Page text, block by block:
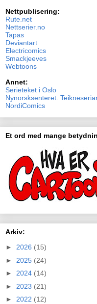
Nettpublisering:
Rute.net
Nettserier.no
Tapas
Deviantart
Electricomics
Smackjeeves
Webtoons
Annet:
Serieteket i Oslo
Nynorsksenteret:
NordiComics
Et ord med mange
Arkiv:
► 2026 (15)
► 2025 (24)
► 2024 (14)
► 2023 (21)
► 2022 (12)